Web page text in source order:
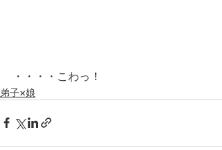
・・・・こわっ！
弟子×娘